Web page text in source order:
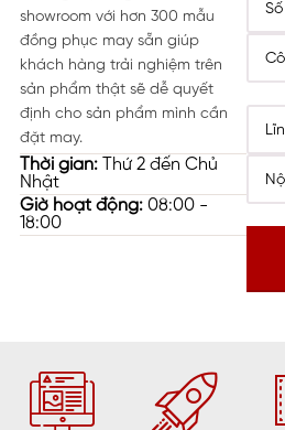
showroom với hơn 300 mẫu
đồng phục may sẵn giúp
khách hàng trải nghiệm trên
sản phẩm thật sẽ dễ quyết
định cho sản phẩm mình cần
đặt may.
Thời gian:Thứ 2 đến Chủ
Nhật
Giờ hoạt động:08:00 -
18:00